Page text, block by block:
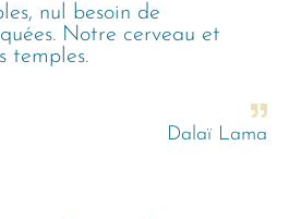
nul besoin de
Notre cerveau et
temples.
Dalaï Lama